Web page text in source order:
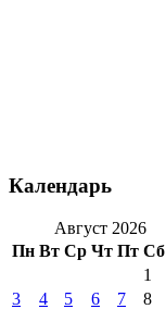
Календарь
Август 2026
Пн Вт Ср Чт Пт Сб
1
3
4 5 6 7 8